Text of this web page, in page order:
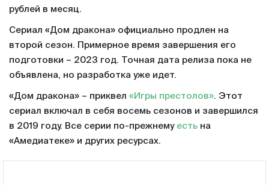
рублей в месяц.
Сериал «Дом дракона» официально продлен на
второй сезон. Примерное время завершения его
подготовки – 2023 год. Точная дата релиза пока не
объявлена, но разработка уже идет.
«Дом дракона» – приквел «Игры престолов». Этот
сериал включал в себя восемь сезонов и завершился
в 2019 году. Все серии по-прежнему есть на
«Амедиатеке» и других ресурсах.